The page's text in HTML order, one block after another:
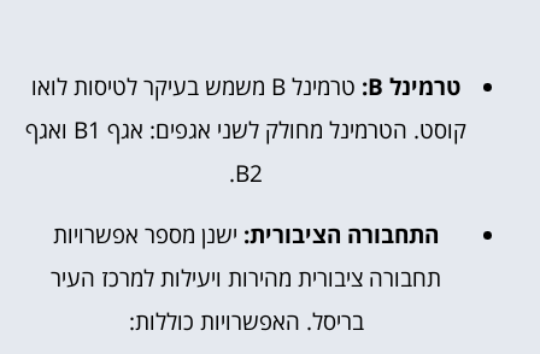
טרמינל B:
טרמינל B משמש בעיקר לטיסות לואו
קוסט. הטרמינל מחולק לשני אגפים: אגף B1 ואגף
B2.
התחבורה הציבורית: ישנן מספר אפשרויות
תחבורה ציבורית מהירות ויעילות למרכז העיר
בריסל. האפשרויות כוללות: